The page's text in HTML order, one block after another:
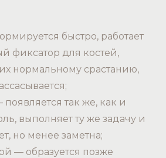
быстро, работает
фиксатор для костей,
их нормальному срастанию,
так же, как и
выполняет ту же задачу и
но менее заметна;
— образуется позже